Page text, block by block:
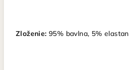
Zloženie: 95% bavlna, 5% elastan